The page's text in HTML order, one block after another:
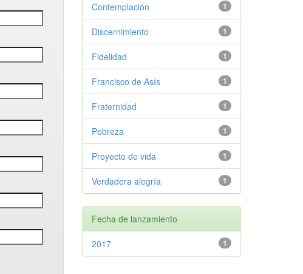
1
Contemplación
1
Discernimiento
1
Fidelidad
1
Francisco de Asís
1
Fraternidad
1
Pobreza
1
Proyecto de vida
1
Verdadera alegría
Fecha de lanzamiento
1
2017